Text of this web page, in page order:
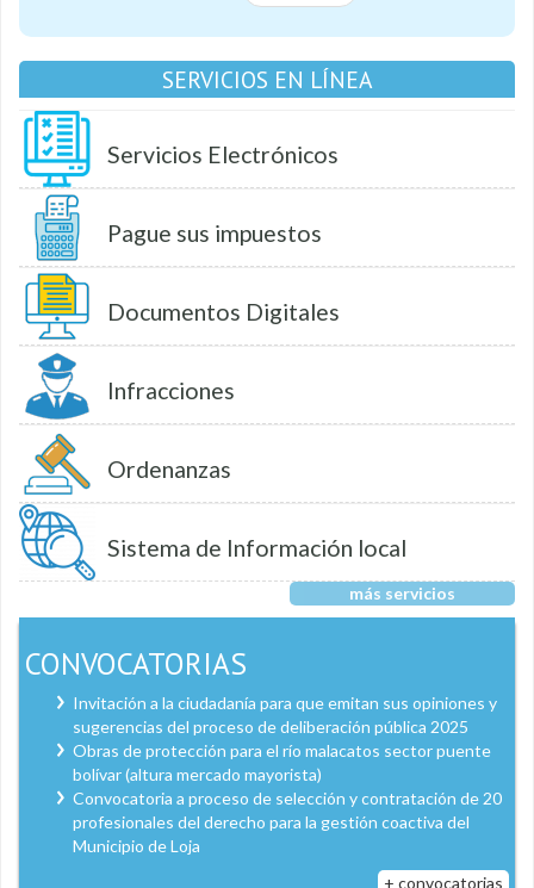
SERVICIOS EN LÍNEA
Servicios Electrónicos
Pague sus impuestos
Documentos Digitales
Infracciones
Ordenanzas
Sistema de Información local
más servicios
CONVOCATORIAS
Invitación a la ciudadanía para que emitan sus opiniones y
sugerencias del proceso de deliberación pública 2025
Obras de protección para el río malacatos sector puente
bolívar (altura mercado mayorista)
Convocatoria a proceso de selección y contratación de 20
profesionales del derecho para la gestión coactiva del
Municipio de Loja
+ convocatorias